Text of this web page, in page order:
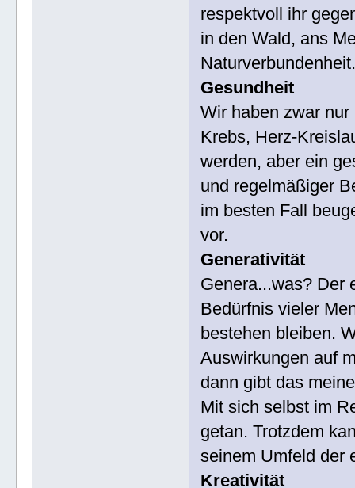
respektvoll ihr
in den Wald, ans
Gesundheit
Wir haben zwar
Krebs, Herz-
werden, aber ein
und regelmäßiger
im besten Fall
vor.
Generativität
Genera...was? Der
Bedürfnis vieler
bestehen bleiben.
Auswirkungen auf
dann gibt das
Mit sich selbst im
getan. Trotzdem
seinem Umfeld der
Kreativität